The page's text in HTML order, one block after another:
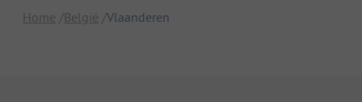
Home België Vlaanderen